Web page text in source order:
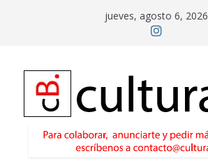
jueves, agosto 6, 2026